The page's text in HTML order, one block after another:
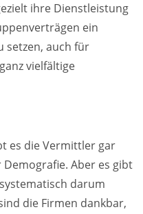
ihre Dienstleistung
ein
setzen, auch für
vielfältige
es die Vermittler gar
Aber es gibt
darum
die Firmen dankbar,